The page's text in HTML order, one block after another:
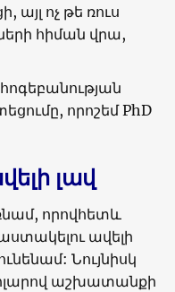
այլ ոչ թե ռուս
հիման վրա,
որոշեմ PhD
լավ
որովհետև
ավելի
Նույնիսկ
աշխատանքի